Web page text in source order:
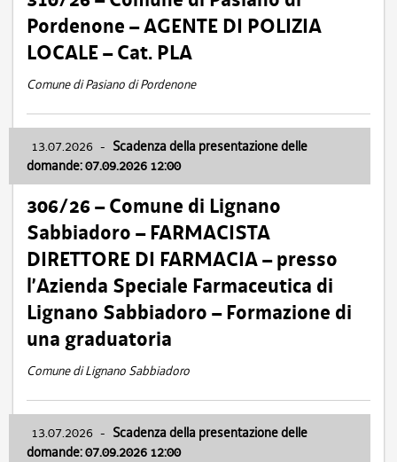
Pordenone – AGENTE DI POLIZIA
LOCALE – Cat. PLA
Comune di Pasiano di Pordenone
13.07.2026 - Scadenza della presentazione delle
domande: 07.09.2026 12:00
306/26 – Comune di Lignano
Sabbiadoro – FARMACISTA
DIRETTORE DI FARMACIA – presso
l’Azienda Speciale Farmaceutica di
Lignano Sabbiadoro – Formazione di
una graduatoria
Comune di Lignano Sabbiadoro
13.07.2026 - Scadenza della presentazione delle
domande: 07.09.2026 12:00